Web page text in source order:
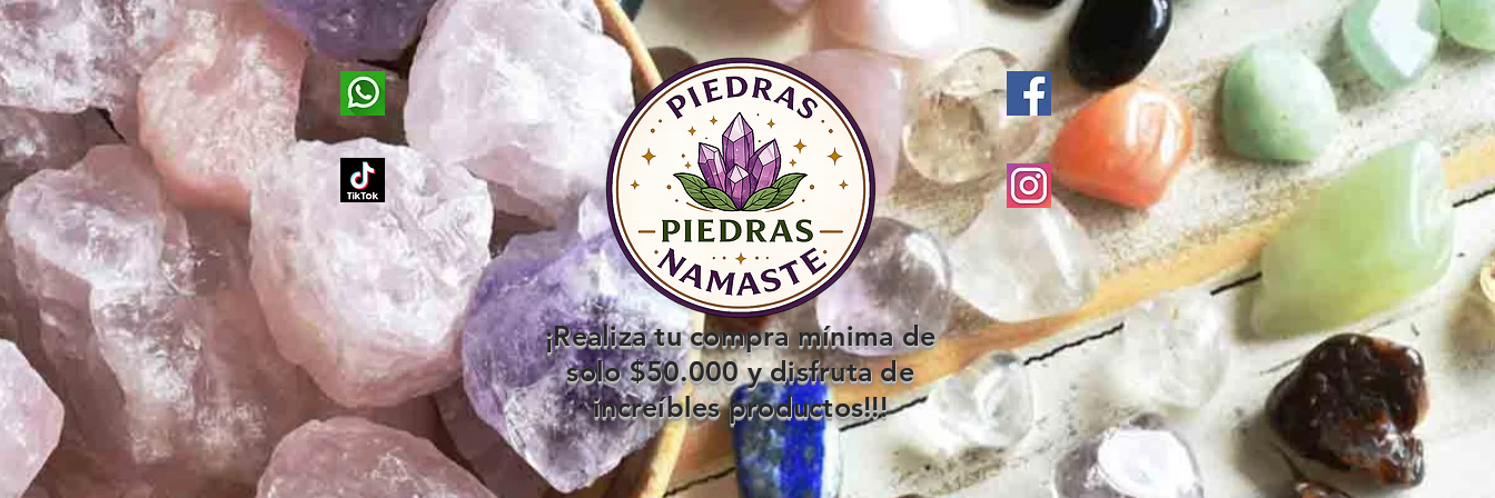
¡Realiza tu compra mínima de
solo $50.000 y disfruta de
increíbles productos!!!